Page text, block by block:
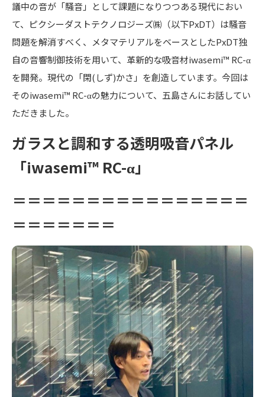
議中の音が「騒音」として課題になりつつある現代におい
て、ピクシーダストテクノロジーズ㈱（以下PxDT）は騒音
問題を解消すべく、メタマテリアルをベースとしたPxDT独
自の音響制御技術を用いて、革新的な吸音材iwasemi™ RC-α
を開発。現代の「閑(しず)かさ」を創造しています。今回は
そのiwasemi™ RC-αの魅力について、五島さんにお話してい
ただきました。
ガラスと調和する透明吸音パネル
「iwasemi™ RC-α」
＝＝＝＝＝＝＝＝＝＝＝＝＝＝＝＝
＝＝＝＝＝＝＝